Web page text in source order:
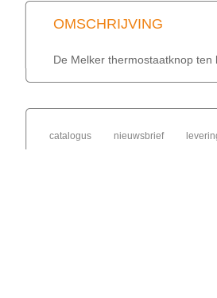
OMSCHRIJVING
De Melker thermostaatknop
catalogus nieuwsbrief